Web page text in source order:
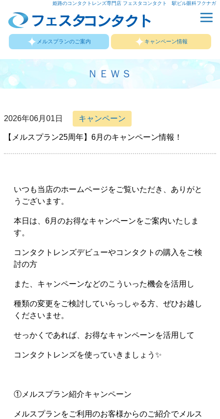
姫路のコンタクトレンズ専門店 フェスタコンタクト 駅ビル眼科フクナガ
メルスプランのご案内 キャンペーン情報
ＮＥＷＳ
2026年06月01日 キャンペーン
【メルスプラン25周年】6月のキャンペーン情報！
いつも当店のホームページをご覧いただき、ありがと
うございます。
本日は、6月のお得なキャンペーンをご案内いたしま
す。
コンタクトレンズデビューやコンタクトの購入をご検
討の方
また、キャンペーンなどのこういった機会を活用し
種類の変更をご検討していらっしゃる方、ぜひお越し
くださいませ。
せっかくであれば、お得なキャンペーンを活用して
コンタクトレンズを使っていきましょう✨
①メルスプラン紹介キャンペーン
メルスプランをご利用のお客様からのご紹介でメルス